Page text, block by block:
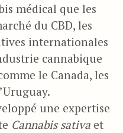
médical que les
du CBD, les
internationales
cannabique
le Canada, les
une expertise
Cannabis sativa et